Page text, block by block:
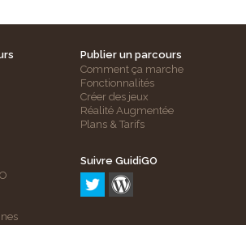
Publier un parcours
Comment ça marche
Fonctionnalités
Créer des jeux
Réalité Augmentée
Plans & Tarifs
Suivre GuidiGO